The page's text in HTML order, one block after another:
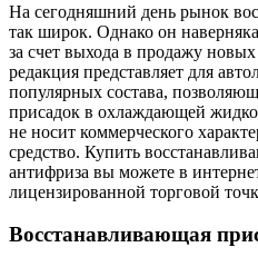
На сегодняшний день рынок
так широк. Однако он
за счет выхода в продажу
редакция представляет для
популярных состава,
присадок в охлаждающей
не носит коммерческого
средство. Купить
антифриза вы можете в
лицензированной торговой
Восстанавливающая